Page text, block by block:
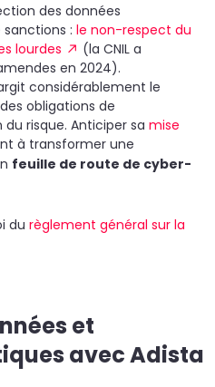
des données
sanctions : le non-respect du
lourdes
(la CNIL a
en 2024).
considérablement le
obligations de
risque. Anticiper sa mise
à transformer une
feuille de route de cyber-
du règlement général sur la
et
avec Adista